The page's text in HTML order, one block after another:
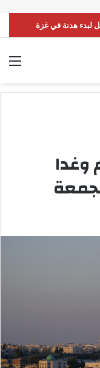
لبدء هدنة في غزة
وغدا